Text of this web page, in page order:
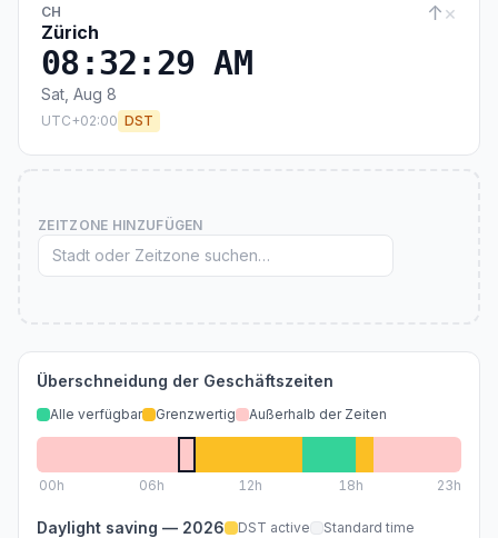
CH
Zürich
↑×
08:32:29 AM
Sat, Aug 8
UTC+02:00 DST
ZEITZONE HINZUFÜGEN
Überschneidung der Geschäftszeiten
Alle verfügbar Grenzwertig Außerhalb der Zeiten
00h 06h 12h 18h 23h
Daylight saving — 2026 DST active Standard time